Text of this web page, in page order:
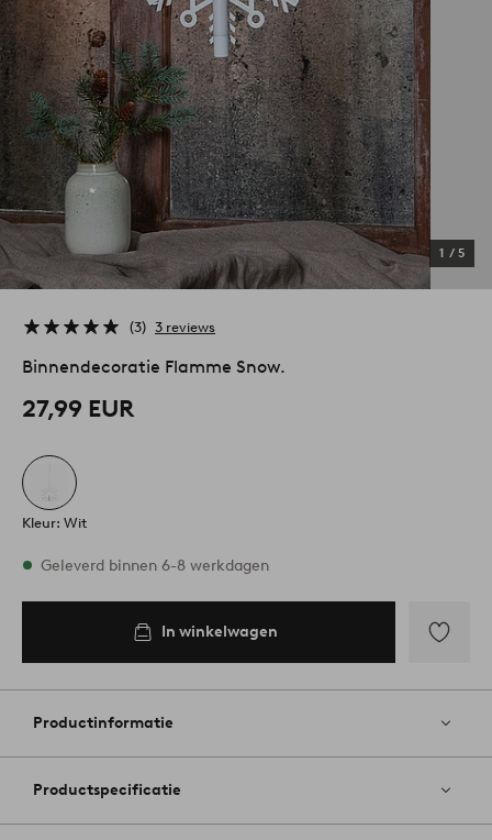
1 / 5
3 3 reviews
Binnendecoratie Flamme Snow.
27,99 EUR
Kleur: Wit
Op voorraad
Geleverd binnen 6-8 werkdagen
In winkelwagen
aan
Productinformatie
Productspecificatie